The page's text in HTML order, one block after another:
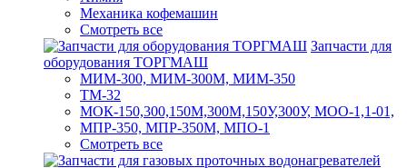
Механика кофемашин
Смотреть все
Запчасти для
оборудования ТОРГМАШ
МИМ-300, МИМ-300М, МИМ-350
ТМ-32
МОК-150,300,150М,300М,150У,300У, МОО-1,1-01,
МПР-350, МПР-350М, МПО-1
Смотреть все